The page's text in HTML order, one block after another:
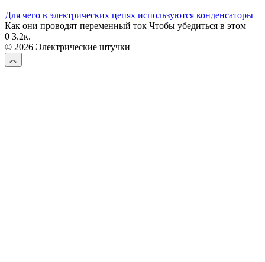
Для чего в электрических цепях используются конденсаторы
Как они проводят переменный ток Чтобы убедиться в этом
0 3.2к.
© 2026 Электрические штучки